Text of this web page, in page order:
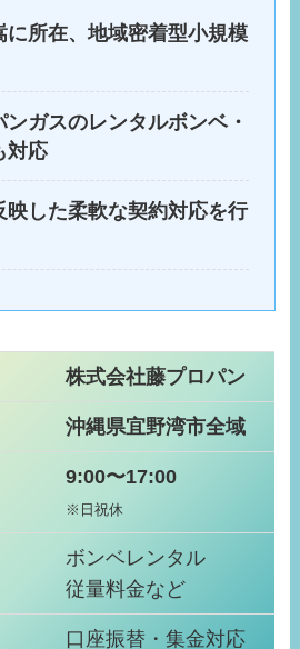
に所在、地域密着型小規模
ガスのレンタルボンベ・
対応
映した柔軟な契約対応を行
株式会社藤プロパン
沖縄県宜野湾市全域
9:00〜17:00
※日祝休
ボンベレンタル
従量料金など
口座振替・集金対応